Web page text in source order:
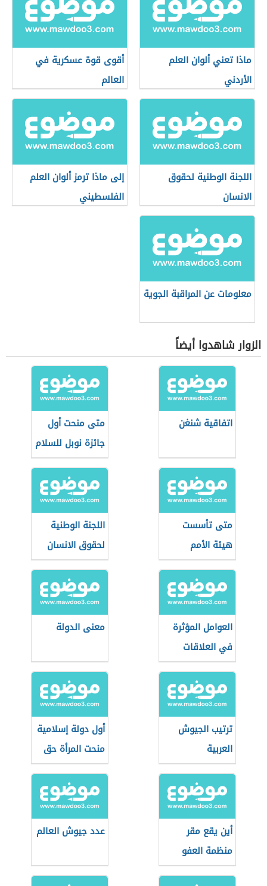
ماذا تعني ألوان العلم
الأردني
أقوى قوة عسكرية في
العالم
اللجنة الوطنية لحقوق
الانسان
إلى ماذا ترمز ألوان العلم
الفلسطيني
معلومات عن المراقبة الجوية
الزوار شاهدوا أيضاً
اتفاقية شنغن
متى منحت أول
جائزة نوبل للسلام
متى تأسست
هيئة الأمم
المتحدة
اللجنة الوطنية
لحقوق الانسان
العوامل المؤثرة
في العلاقات
الدولية
معنى الدولة
ترتيب الجيوش
العربية
أول دولة إسلامية
منحت المرأة حق
الانتخاب
أين يقع مقر
منظمة العفو
الدولية
عدد جيوش العالم